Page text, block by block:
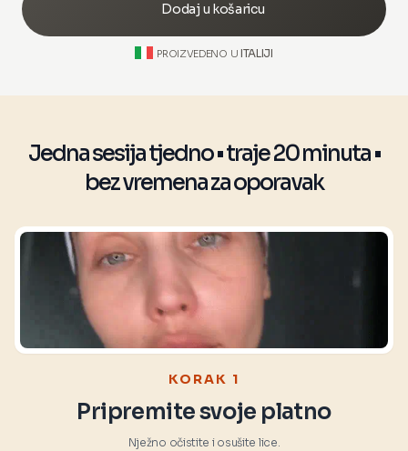
Dodaj u košaricu
PROIZVEDENO U ITALIJI
Jedna sesija tjedno • traje 20 minuta •
bez vremena za oporavak
KORAK 1
Pripremite svoje platno
Nježno očistite i osušite lice.